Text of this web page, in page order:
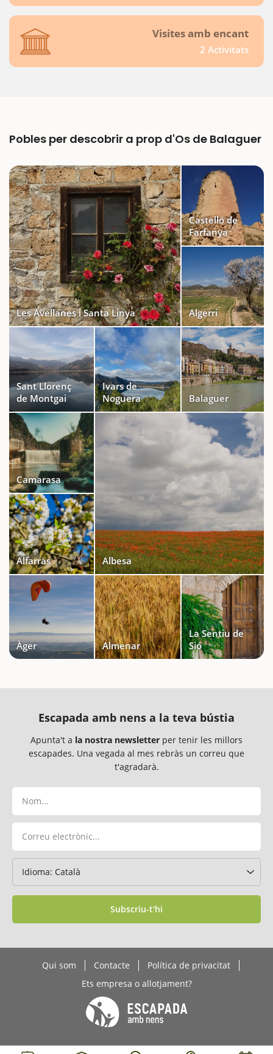
Visites amb encant
2 Activitats
Pobles per descobrir a prop d'Os de Balaguer
Les Avellanes i Santa Linya
Castelló de
Farfanya
Algerri
Sant Llorenç
de Montgai
Ivars de
Noguera
Balaguer
Camarasa
Alfarràs Albesa
Àger Almenar
La Sentiu de
Sió
Escapada amb nens a la teva bústia
Apunta't a la nostra newsletter per tenir les millors
escapades. Una vegada al mes rebràs un correu que
t'agradarà.
Subscriu-t'hi
Qui som Contacte
Política de privacitat
Ets empresa o allotjament?